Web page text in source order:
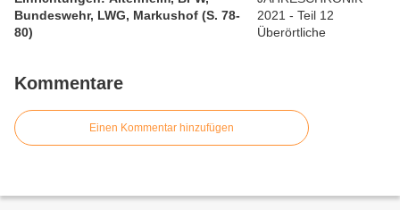
Bundeswehr, LWG, Markushof (S. 78-
80)
Kommentare
Einen Kommentar hinzufügen